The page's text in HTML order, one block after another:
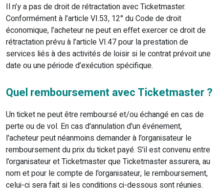
Il n’y a pas de droit de rétractation avec Ticketmaster.
Conformément à l’article VI.53, 12° du Code de droit
économique, l’acheteur ne peut en effet exercer ce droit de
rétractation prévu à l’article VI.47 pour la prestation de
services liés à des activités de loisir si le contrat prévoit une
date ou une période d’exécution spécifique.
Quel remboursement avec Ticketmaster ?
Un ticket ne peut être remboursé et/ou échangé en cas de
perte ou de vol. En cas d'annulation d'un événement,
l'acheteur peut néanmoins demander à l’organisateur le
remboursement du prix du ticket payé. S’il est convenu entre
l’organisateur et Ticketmaster que Ticketmaster assurera, au
nom et pour le compte de l'organisateur, le remboursement,
celui-ci sera fait si les conditions ci-dessous sont réunies.